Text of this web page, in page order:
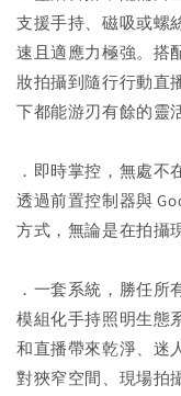
支援手持、磁吸或螺
速且適應力極強。搭
妝拍攝到隨行行動直
下都能游刃有餘的靈
．即時掌控，無處不
透過前置控制器與
方式，無論是在拍攝
．一套系統，勝任所
模組化手持照明生態
和直播帶來乾淨、迷
對狹窄空間、現場拍